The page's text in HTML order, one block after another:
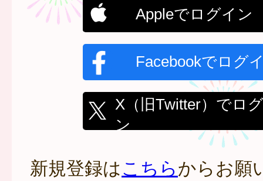
Appleでログイン
Facebookでログ
X（旧Twitter）でロ
ン
新規登録はこちらからお願